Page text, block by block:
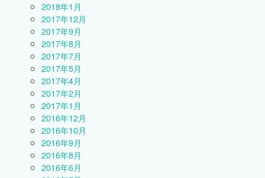
2018年1月
2017年12月
2017年9月
2017年8月
2017年7月
2017年5月
2017年4月
2017年2月
2017年1月
2016年12月
2016年10月
2016年9月
2016年8月
2016年6月